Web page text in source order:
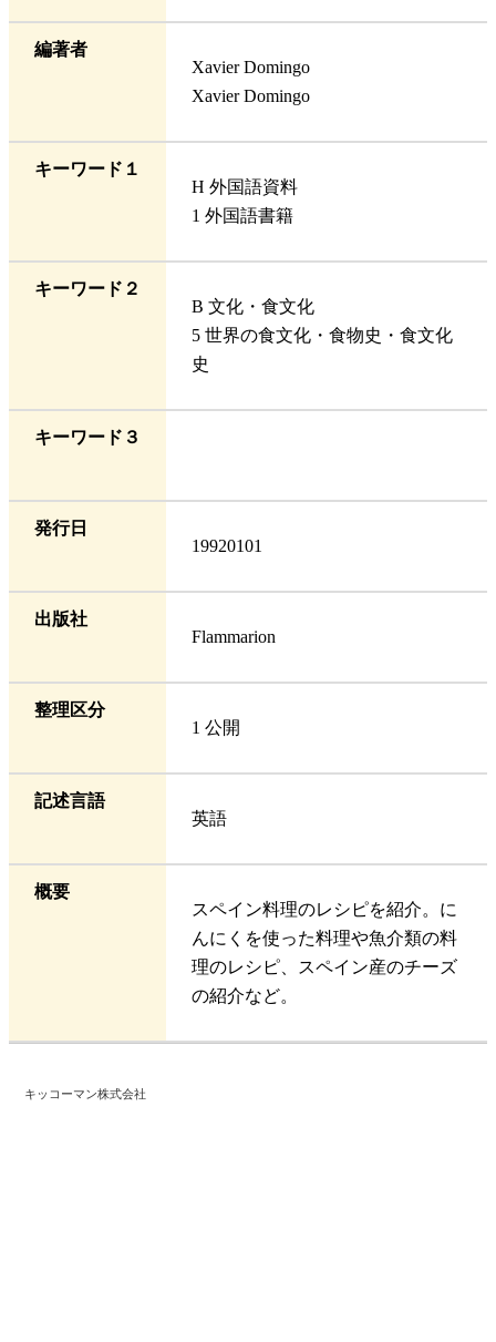
編著者
Xavier Domingo
Xavier Domingo
キーワード１
H 外国語資料
1 外国語書籍
キーワード２
B 文化・食文化
5 世界の食文化・食物史・食文化
史
キーワード３
発行日
19920101
出版社
Flammarion
整理区分
1 公開
記述言語
英語
概要
スペイン料理のレシピを紹介。に
んにくを使った料理や魚介類の料
理のレシピ、スペイン産のチーズ
の紹介など。
キッコーマン株式会社